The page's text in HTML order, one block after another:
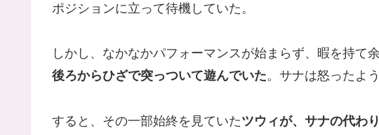
ポジションに立って待機していた。
しかし、なかなかパフォーマンスが始まらず、暇を持て
後ろからひざで突っついて遊んでいた。サナは怒ったよ
すると、その一部始終を見ていたツウィが、サナの代わ